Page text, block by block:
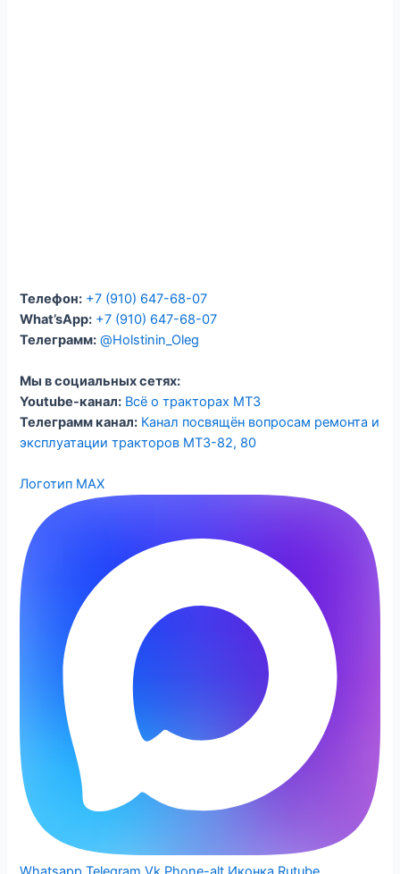
Телефон: +7 (910) 647-68-07
What’sApp: +7 (910) 647-68-07
Телеграмм: @Holstinin_Oleg
Мы в социальных сетях:
Youtube-канал: Всё о тракторах МТЗ
Телеграмм канал: Канал посвящён вопросам ремонта и
эксплуатации тракторов МТЗ-82, 80
Логотип MAX